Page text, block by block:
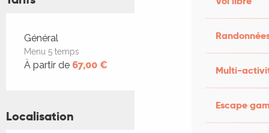
Multi-
Escape
Tarifs 2026
Général
Menu 5 temps
À partir de 67,00 €
Localisation